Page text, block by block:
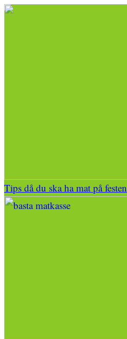
Tips då du ska ha mat på festen